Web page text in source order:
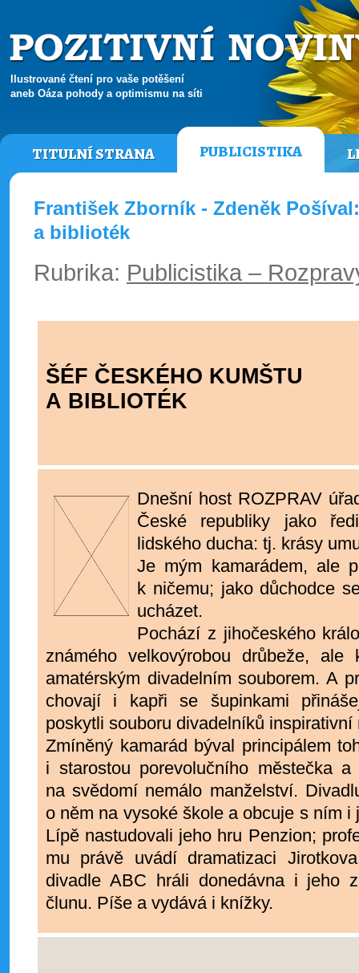
Ilustrované čtení pro vaše potěšení
aneb Oáza pohody a optimismu na síti
TITULNÍ STRANA PUBLICISTIKA
František Zborník - Zdeněk
a biblioték
Rubrika: Publicistika –
ŠÉF ČESKÉHO KUMŠTU
A BIBLIOTÉK
Dnešní host ROZPRAV
České republiky jako
lidského ducha: tj. krásy
Je mým kamarádem, ale
k ničemu; jako důchodce
ucházet.
Pochází z jihočeského
známého velkovýrobou drůbeže,
amatérským divadelním souborem. A
chovají i kapři se šupinkami
poskytli souboru divadelníků inspirativní
Zmíněný kamarád býval principálem
i starostou porevolučního městečka
na svědomí nemálo manželství.
o něm na vysoké škole a obcuje s ním
Lípě nastudovali jeho hru Penzion;
mu právě uvádí dramatizaci
divadle ABC hráli donedávna i jeho
člunu. Píše a vydává i knížky.